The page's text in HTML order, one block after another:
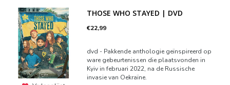
THOSE WHO STAYED | DVD
€22,99
dvd - Pakkende anthologie geïnspireerd op
ware gebeurtenissen die plaatsvonden in
Kyiv in februari 2022, na de Russische
invasie van Oekraïne.